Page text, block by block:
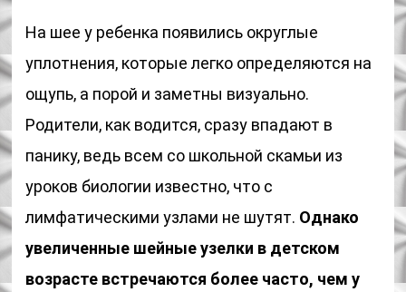
На шее у ребенка появились округлые
уплотнения, которые легко определяются на
ощупь, а порой и заметны визуально.
Родители, как водится, сразу впадают в
панику, ведь всем со школьной скамьи из
уроков биологии известно, что с
лимфатическими узлами не шутят. Однако
увеличенные шейные узелки в детском
возрасте встречаются более часто, чем у